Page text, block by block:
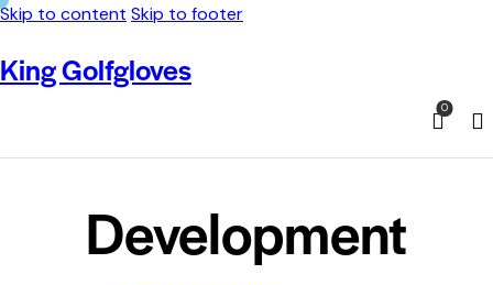
Skip to content Skip to footer
King Golfgloves
0
Development